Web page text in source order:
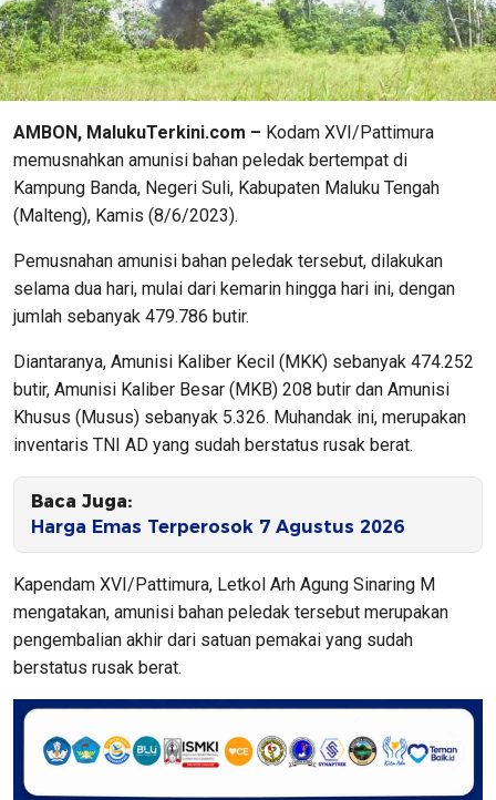
AMBON, MalukuTerkini.com – Kodam XVI/Pattimura
memusnahkan amunisi bahan peledak bertempat di
Kampung Banda, Negeri Suli, Kabupaten Maluku Tengah
(Malteng), Kamis (8/6/2023).
Pemusnahan amunisi bahan peledak tersebut, dilakukan
selama dua hari, mulai dari kemarin hingga hari ini, dengan
jumlah sebanyak 479.786 butir.
Diantaranya, Amunisi Kaliber Kecil (MKK) sebanyak 474.252
butir, Amunisi Kaliber Besar (MKB) 208 butir dan Amunisi
Khusus (Musus) sebanyak 5.326. Muhandak ini, merupakan
inventaris TNI AD yang sudah berstatus rusak berat.
Baca Juga:
Harga Emas Terperosok 7 Agustus 2026
Kapendam XVI/Pattimura, Letkol Arh Agung Sinaring M
mengatakan, amunisi bahan peledak tersebut merupakan
pengembalian akhir dari satuan pemakai yang sudah
berstatus rusak berat.